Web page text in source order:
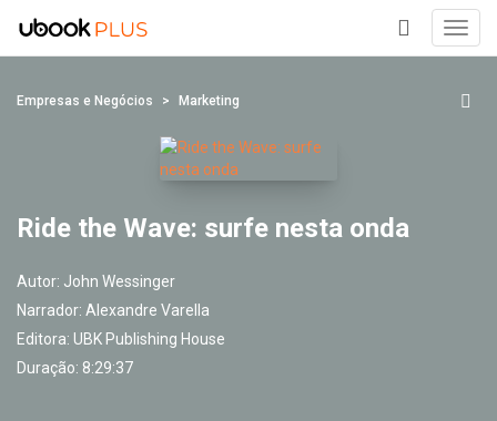
+
Empresas e Negócios Marketing
Ride the Wave: surfe nesta onda
Autor: John Wessinger
Narrador: Alexandre Varella
Editora: UBK Publishing House
Duração: 8:29:37